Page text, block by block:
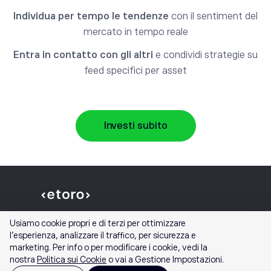
Individua per tempo le tendenze con il sentiment del
mercato in tempo reale
Entra in contatto con gli altri e condividi strategie su
feed specifici per asset
Investi subito
Usiamo cookie propri e di terzi per ottimizzare
l'esperienza, analizzare il traffico, per sicurezza e
marketing. Per info o per modificare i cookie, vedi la
nostra Politica sui Cookie o vai a Gestione Impostazioni.